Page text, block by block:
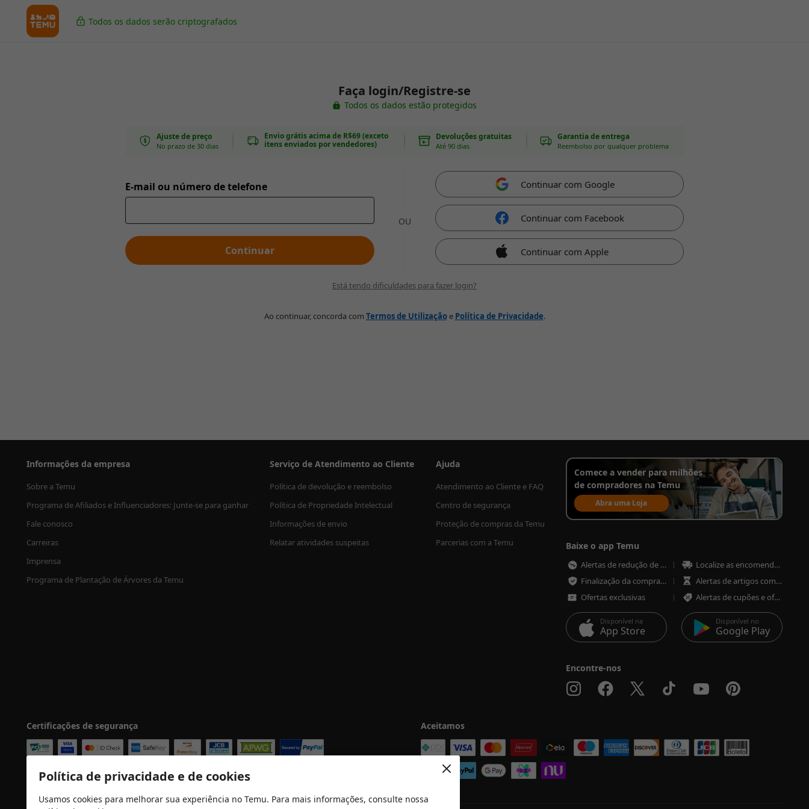
Todos os dados serão criptografados
Faça login/Registre-se
Todos os dados estão protegidos
Ajuste de preço
No prazo de 30 dias
Envio grátis acima de R$69 (exceto
itens enviados por vendedores)
Devoluções gratuitas
Até 90 dias
Garantia de entrega
Reembolso por qualquer problema
E-mail ou número de telefone
Continuar
OU
Continuar com Google
Continuar com Facebook
Continuar com Apple
Está tendo dificuldades para fazer login?
Ao continuar, concorda com Termos de Utilizaçãoe Política de Privacidade.
Informações da empresa
Sobre a Temu
Programa de Afiliados e Influenciadores: Junte-se para ganhar
Fale conosco
Carreiras
Imprensa
Programa de Plantação de Árvores da Temu
Serviço de Atendimento ao Cliente
Política de devolução e reembolso
Política de Propriedade Intelectual
Informações de envio
Relatar atividades suspeitas
Ajuda
Atendimento ao Cliente e FAQ
Centro de segurança
Proteção de compras da Temu
Parcerias com a Temu
Comece a vender para milhões
de compradores na Temu
Abra uma Loja
Baixe o app Temu
Alertas de redução de preço
Localize as encomendas em qualquer altura
Finalização da compra mais rápida e segura
Alertas de artigos com pouco stock
Ofertas exclusivas
Alertas de cupões e ofertas
Disponível na
App Store
Disponível no
Google Play
Encontre-nos
Certificações de segurança Aceitamos
Política de privacidade e de cookies
Usamos cookies para melhorar sua experiência no Temu. Para mais informações, consulte nossa